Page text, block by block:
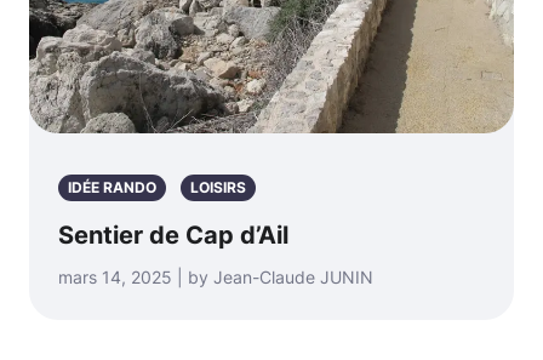
IDÉE RANDO LOISIRS
Sentier de Cap d’Ail
mars 14, 2025 | by Jean-Claude JUNIN